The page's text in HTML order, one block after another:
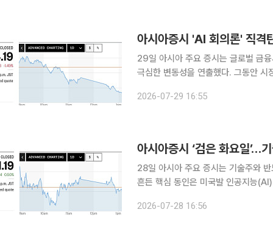
아시아증시 'AI 회의론' 직
29일 아시아 주요 증시는 글로벌 금
극심한 변동성을 연출했다. 그동안
자본 지출 부담은 아시아 전역의 차익
2026-07-29 16:55
아시아증시 ‘검은 화요일
28일 아시아 주요 증시는 기술주와 반도
흔든 핵심 동인은 미국발 인공지능
시간적으로 동기화된 일본과 대만 등
2026-07-28 16:56